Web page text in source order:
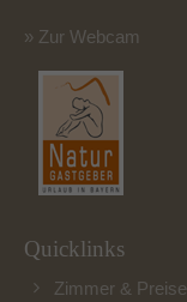
» Zur Webcam
Quicklinks
Zimmer & Preise